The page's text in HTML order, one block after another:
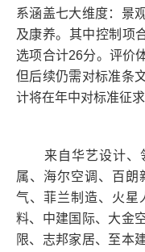
系涵盖七大维度：景
及康养。其中控制项
选项合计26分。评价
但后续仍需对标准条
计将在年中对标准征求
来自华艺设计、领
属、海尔空调、百朗
气、菲兰制造、火星
料、中建国际、大金
限、志邦家居、至本